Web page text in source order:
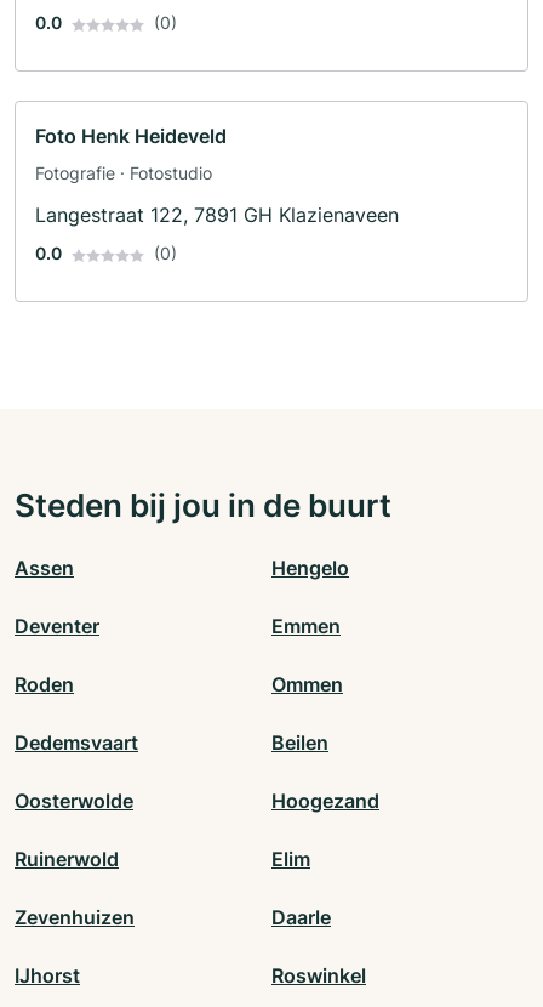
0.0 (0)
Foto Henk Heideveld
Fotografie · Fotostudio
Langestraat 122, 7891 GH Klazienaveen
0.0 (0)
Steden bij jou in de buurt
Assen Hengelo
Deventer Emmen
Roden Ommen
Dedemsvaart Beilen
Oosterwolde Hoogezand
Ruinerwold Elim
Zevenhuizen Daarle
IJhorst Roswinkel